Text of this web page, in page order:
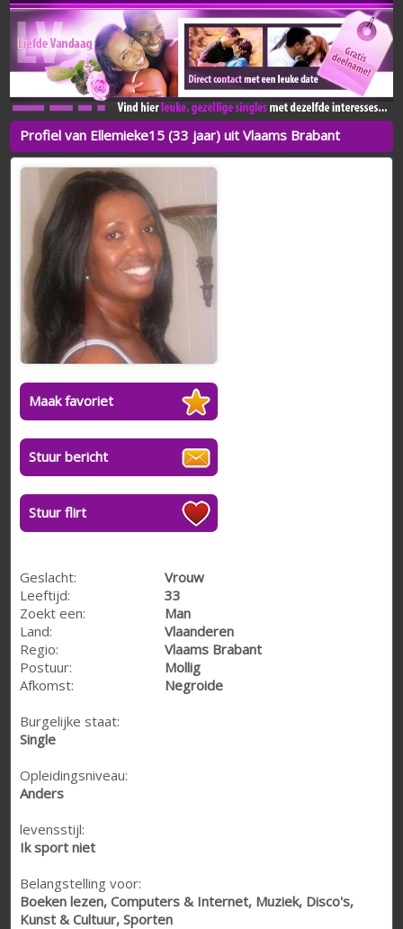
Profiel van Ellemieke15 (33 jaar) uit Vlaams Brabant
Maak favoriet
Stuur bericht
Stuur flirt
Geslacht:
Vrouw
Leeftijd:
33
Zoekt een:
Man
Land:
Vlaanderen
Regio:
Vlaams Brabant
Postuur:
Mollig
Afkomst:
Negroide
Burgelijke staat:
Single
Opleidingsniveau:
Anders
levensstijl:
Ik sport niet
Belangstelling voor:
Boeken lezen, Computers & Internet, Muziek, Disco's,
Kunst & Cultuur, Sporten